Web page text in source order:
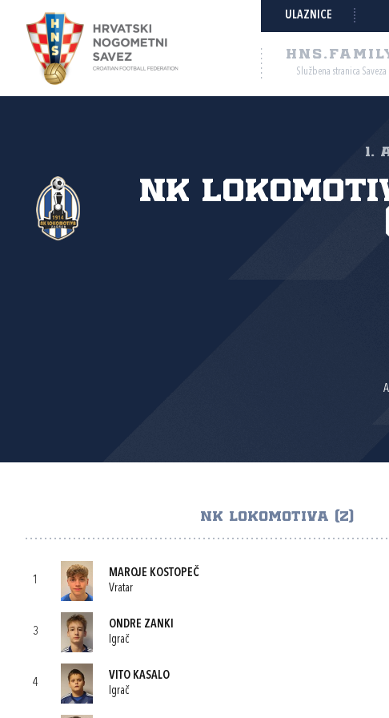
ULAZNICE
Službena stranica Saveza
1.
NK
NK LOKOMOTIVA (Z)
1
MAROJE KOSTOPEČ
Vratar
3
ONDRE ZANKI
Igrač
4
VITO KASALO
Igrač